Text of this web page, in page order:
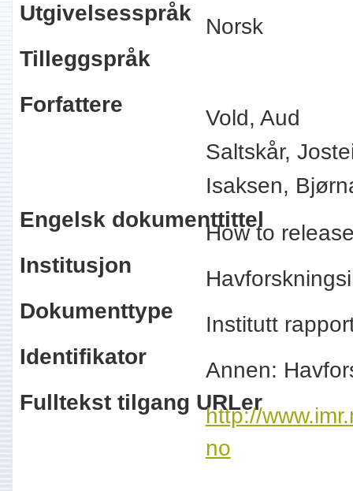
Utgivelsesspråk
Norsk
Tilleggspråk
Forfattere
Vold, Aud
Saltskår,
Isaksen,
Engelsk dokumenttittel
How to
Institusjon
Dokumenttype
Institutt
Identifikator
Annen:
Fulltekst tilgang URLer
http://
no